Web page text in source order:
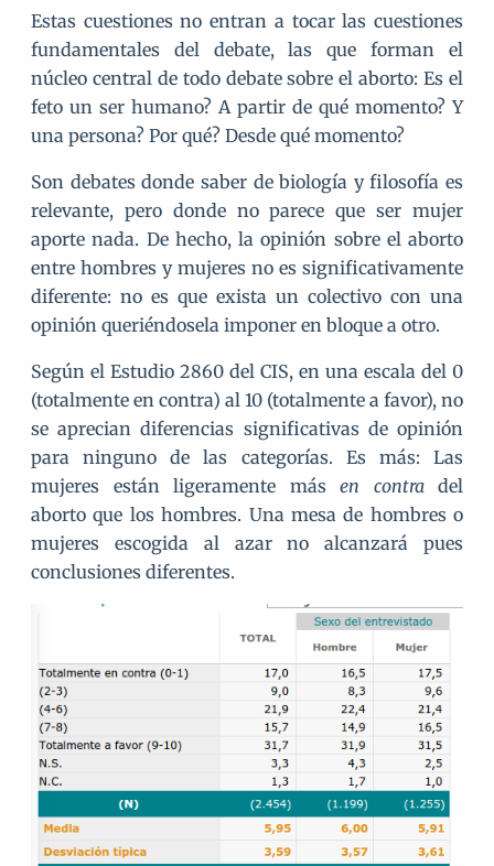
Estas cuestiones no entran a tocar las cuestiones
fundamentales del debate, las que forman el
núcleo central de todo debate sobre el aborto: Es el
feto un ser humano? A partir de qué momento? Y
una persona? Por qué? Desde qué momento?
Son debates donde saber de biología y filosofía es
relevante, pero donde no parece que ser mujer
aporte nada. De hecho, la opinión sobre el aborto
entre hombres y mujeres no es significativamente
diferente: no es que exista un colectivo con una
opinión queriéndosela imponer en bloque a otro.
Según el Estudio 2860 del CIS, en una escala del 0
(totalmente en contra) al 10 (totalmente a favor), no
se aprecian diferencias significativas de opinión
para ninguno de las categorías. Es más: Las
mujeres están ligeramente más en contradel
aborto que los hombres. Una mesa de hombres o
mujeres escogida al azar no alcanzará pues
conclusiones diferentes.